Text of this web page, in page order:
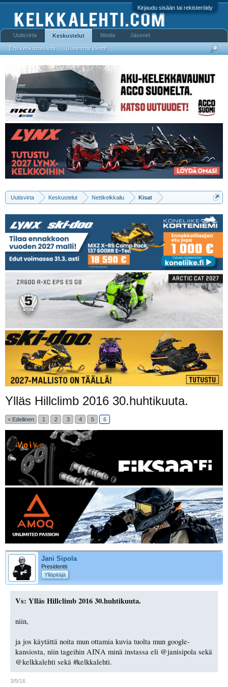
Kirjaudu sisään tai rekisteröidy
Uutisvirta Keskustelut Nettikelkkailu Kisat
Ylläs Hillclimb 2016 30.huhtikuuta.
< Edellinen 1 2 3 4 5 6
Jani Sipola
Presidentti
Ylläpitäjä
Vs: Ylläs Hillclimb 2016 30.huhtikuuta.
niin,
ja jos käytättä noita mun ottamia kuvia tuolta mun google-
kansiosta, niin tageihin AINA minä instassa eli @janisipola sekä
@kelkkalehti sekä #kelkkalehti.
3/5/16
Uutisvirta Keskustelut
Etsi keskusteluista Uusimmat viestit
Media Jäsenet